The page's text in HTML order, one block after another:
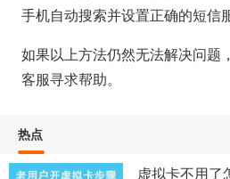
手机自动搜索并设置正确的短信
如果以上方法仍然无法解决问题
客服寻求帮助。
热点
虚拟卡不用了